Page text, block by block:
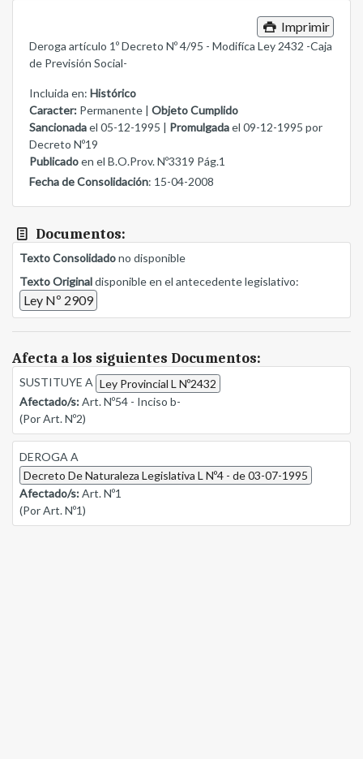
Imprimir
Deroga artículo 1º Decreto Nº 4/95 - Modifíca Ley 2432 -Caja
de Previsión Social-
Incluida en: Histórico
Caracter: Permanente | Objeto Cumplido
Sancionadael 05-12-1995 | Promulgadael 09-12-1995 por
Decreto Nº19
Publicadoen el B.O.Prov. Nº3319 Pág.1
Fecha de Consolidación: 15-04-2008
Documentos:
Texto Consolidadono disponible
Texto Originaldisponible en el antecedente legislativo:
Ley Nº 2909
Afecta a los siguientes Documentos:
SUSTITUYE A Ley Provincial L Nº2432
Afectado/s:Art. Nº54 - Inciso b-
(Por Art. Nº2)
DEROGA A
Decreto De Naturaleza Legislativa L Nº4 - de 03-07-1995
Afectado/s:Art. Nº1
(Por Art. Nº1)